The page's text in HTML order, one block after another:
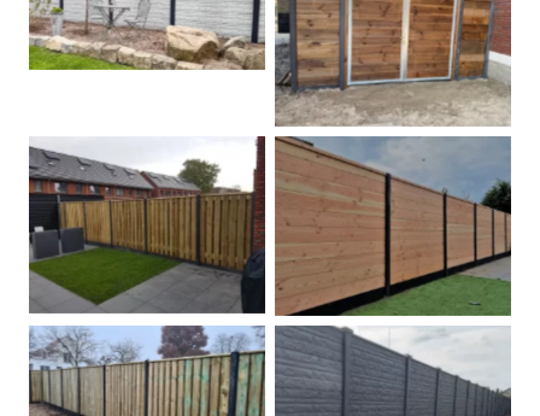
Betonschutting
Dubbele poort
Betonpalen schutting Douglas
Hout beton schuttingen Rots motief antraciet